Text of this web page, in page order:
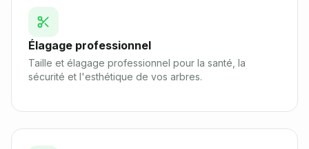
Élagage professionnel
Taille et élagage professionnel pour la santé, la
sécurité et l'esthétique de vos arbres.